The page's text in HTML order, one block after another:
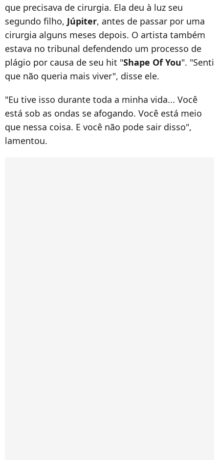
que precisava de cirurgia. Ela deu à luz seu
segundo filho, Júpiter, antes de passar por uma
cirurgia alguns meses depois. O artista também
estava no tribunal defendendo um processo de
plágio por causa de seu hit "Shape Of You". "Senti
que não queria mais viver", disse ele.
"Eu tive isso durante toda a minha vida... Você
está sob as ondas se afogando. Você está meio
que nessa coisa. E você não pode sair disso",
lamentou.